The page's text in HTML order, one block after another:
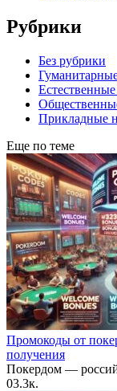
Рубрики
Без рубрики
Прикладные
Еще по теме
Промокоды от
получения
Покердом —
03.3к.